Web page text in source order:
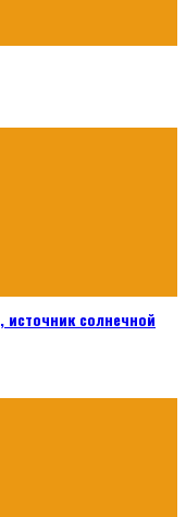
источник солнечной